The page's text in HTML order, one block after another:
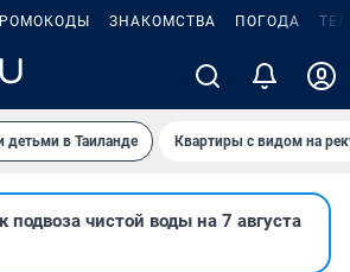
ЗНАКОМСТВА ПОГОДА
детьми в Таиланде Квартиры с видом на
подвоза чистой воды на 7 августа